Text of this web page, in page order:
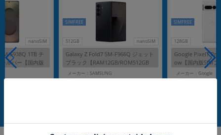
nanoSIM
S938Q 1TB チ
ルバー【国内版
512GB nanoSIM
SIMFREE
Galaxy Z Fold7 SM-F966Q ジェット
ブラック【RAM12GB/ROM512GB
国内版SIMフリー】
メーカー：SAMSUNG
発売日：2025/08
128GB
SIMFREE
Google Pixel7 Pro
ow【国内版SIMフ
メーカー：Google
発売日：2022/10